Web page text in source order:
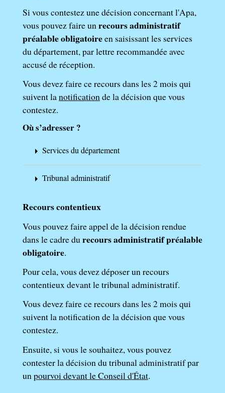
Si vous contestez une décision concernant l'Apa,
vous pouvez faire unrecours administratif
préalable obligatoireen saisissant les services
du département, par lettre recommandée avec
accusé de réception.
Vous devez faire ce recours dans les 2 mois qui
suivent lanotificationde la décision que vous
contestez.
Où s’adresser ?
arrow_right Services du département
arrow_right Tribunal administratif
Recours contentieux
Vous pouvez faire appel de la décision rendue
dans le cadre du recours administratif préalable
obligatoire.
Pour cela, vous devez déposer un recours
contentieux devant le tribunal administratif.
Vous devez faire ce recours dans les 2 mois qui
suivent la notification de la décision que vous
contestez.
Ensuite, si vous le souhaitez, vous pouvez
contester la décision du tribunal administratif par
un pourvoi devant le Conseil d'État.